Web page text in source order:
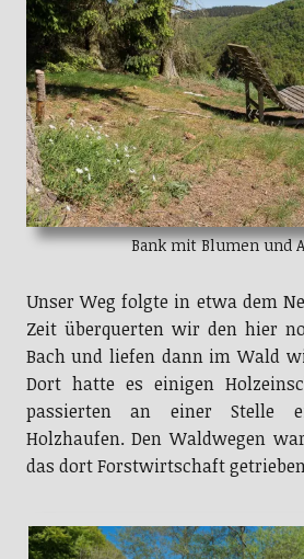
Bank mit Blumen und
Unser Weg folgte in etwa dem
Zeit überquerten wir den hier
Bach und liefen dann im Wald
Dort hatte es einigen
passierten an einer Stelle
Holzhaufen. Den Waldwegen
das dort Forstwirtschaft